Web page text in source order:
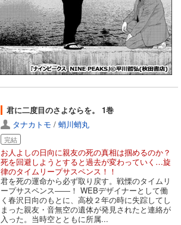
君に二度目のさよならを。 1巻
タナカトモ / 蛸川蛸丸
完結
お人よしの日向に親友の死の真相は掴めるのか？
死を回避しようとすると過去が変わっていく…旋
律のタイムリープサスペンス！！
君を死の運命から必ず取り戻す。戦慄のタイムリ
ープサスペンス――！ WEBデザイナーとして働
く春沢日向のもとに、高校２年の時に失踪してし
まった親友・音無空の遺体が発見されたと連絡が
入った。当時空とともに所属...